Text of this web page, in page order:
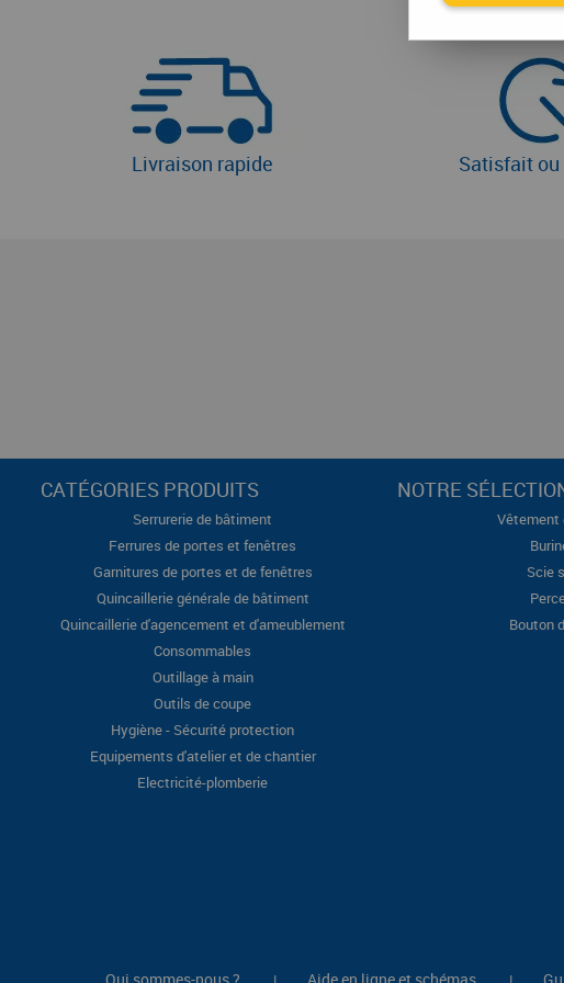
Livraison rapide Satisfait
CATÉGORIES PRODUITS
Serrurerie de bâtiment
Ferrures de portes et fenêtres
Garnitures de portes et de fenêtres
Quincaillerie générale de bâtiment
Quincaillerie d'agencement et d'ameublement
Consommables
Outillage à main
Outils de coupe
Hygiène - Sécurité protection
Equipements d'atelier et de chantier
Electricité-plomberie
NOTRE
Vêtement
Scie
Bouton